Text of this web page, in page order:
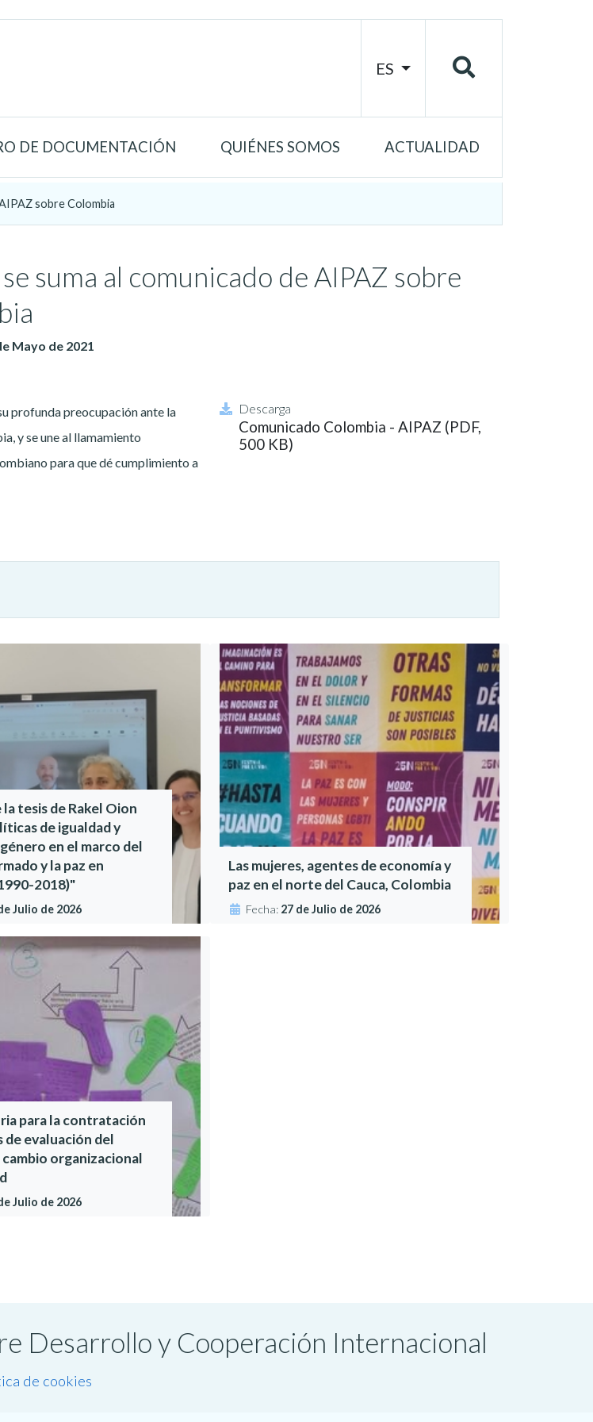
ES
DE DOCUMENTACIÓN QUIÉNES SOMOS ACTUALIDAD
sobre Colombia
suma al comunicado de AIPAZ sobre
Mayo de 2021
profunda preocupación ante la
y se une al llamamiento
para que dé cumplimiento a
Descarga
Comunicado Colombia - AIPAZ (PDF,
500 KB)
tesis de Rakel Oion
de igualdad y
en el marco del
y la paz en
2018)"
Julio de 2026
Las mujeres, agentes de economía y
paz en el norte del Cauca, Colombia
Fecha: 27 de Julio de 2026
para la contratación
de evaluación del
organizacional
Julio de 2026
Desarrollo y Cooperación Internacional
de cookies